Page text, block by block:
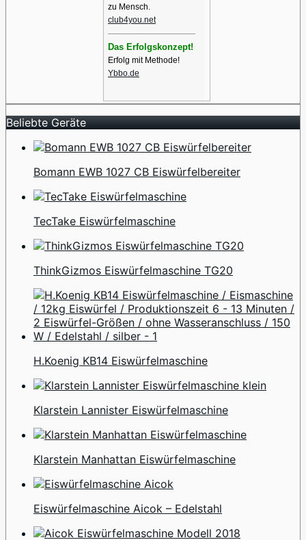
zu Mensch.
club4you.net
Das Erfolgskonzept!
Erfolg mit Methode!
Ybbo.de
Beliebte Geräte
Bomann EWB 1027 CB Eiswürfelbereiter
TecTake Eiswürfelmaschine
ThinkGizmos Eiswürfelmaschine TG20
H.Koenig KB14 Eiswürfelmaschine
Klarstein Lannister Eiswürfelmaschine
Klarstein Manhattan Eiswürfelmaschine
Eiswürfelmaschine Aicok – Edelstahl